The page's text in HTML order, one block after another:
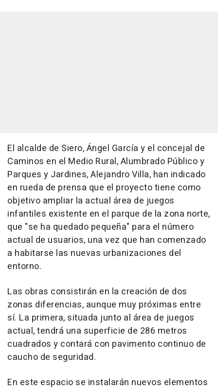
El alcalde de Siero, Ángel García y el concejal de
Caminos en el Medio Rural, Alumbrado Público y
Parques y Jardines, Alejandro Villa, han indicado
en rueda de prensa que el proyecto tiene como
objetivo ampliar la actual área de juegos
infantiles existente en el parque de la zona norte,
que "se ha quedado pequeña" para el número
actual de usuarios, una vez que han comenzado
a habitarse las nuevas urbanizaciones del
entorno.
Las obras consistirán en la creación de dos
zonas diferencias, aunque muy próximas entre
sí. La primera, situada junto al área de juegos
actual, tendrá una superficie de 286 metros
cuadrados y contará con pavimento continuo de
caucho de seguridad.
En este espacio se instalarán nuevos elementos